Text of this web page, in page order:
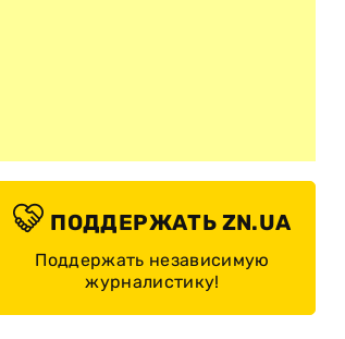
ПОДДЕРЖАТЬ ZN.UA
Поддержать независимую
журналистику!